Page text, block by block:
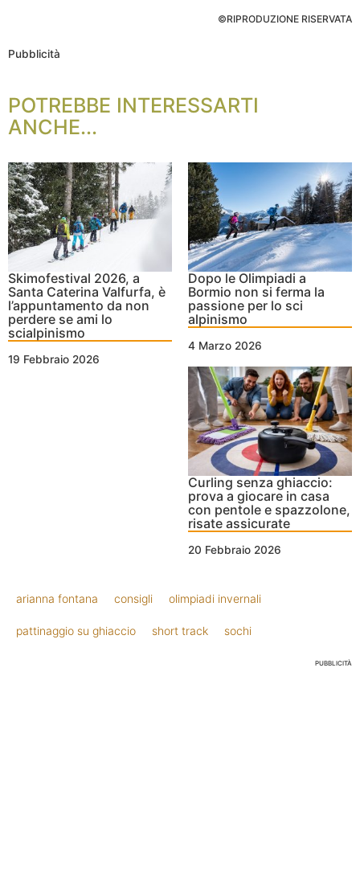
©RIPRODUZIONE RISERVATA
Pubblicità
POTREBBE INTERESSARTI
ANCHE...
Skimofestival 2026, a
Santa Caterina Valfurfa, è
l’appuntamento da non
perdere se ami lo
scialpinismo
19 Febbraio 2026
Dopo le Olimpiadi a
Bormio non si ferma la
passione per lo sci
alpinismo
4 Marzo 2026
Curling senza ghiaccio:
prova a giocare in casa
con pentole e spazzolone,
risate assicurate
20 Febbraio 2026
arianna fontana consigli olimpiadi invernali
pattinaggio su ghiaccio short track sochi
PUBBLICITÀ